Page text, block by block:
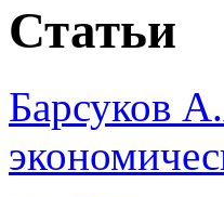
Статьи
Барсуков